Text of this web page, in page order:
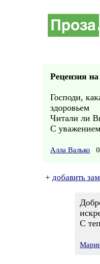
Рецензия
Господи,
здоровьем
Читали ли
С
Алла Валько
+ добавить
С